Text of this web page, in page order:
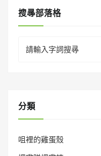
搜㝷部落格
for:
分類
咀裡的雞蛋殼